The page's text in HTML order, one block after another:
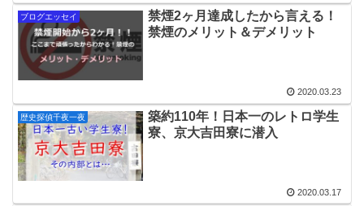
ブログエッセイ
禁煙2ヶ月達成したから言える！
禁煙のメリット＆デメリット
2020.03.23
歴史探偵千夜一夜
築約110年！日本一のレトロ学生
寮、京大吉田寮に潜入
2020.03.17